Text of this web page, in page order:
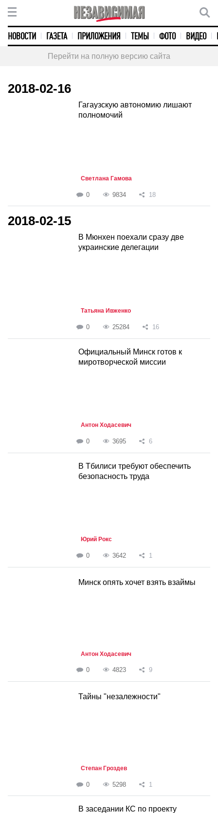
НОВОСТИ ГАЗЕТА ПРИЛОЖЕНИЯ ТЕМЫ ФОТО ВИДЕО
Перейти на полную версию сайта
2018-02-16
Гагаузскую автономию лишают
полномочий
Светлана Гамова
0 9834 18
2018-02-15
В Мюнхен поехали сразу две
украинские делегации
Татьяна Ивженко
0 25284 16
Официальный Минск готов к
миротворческой миссии
Антон Ходасевич
0 3695 6
В Тбилиси требуют обеспечить
безопасность труда
Юрий Рокс
0 3642 1
Минск опять хочет взять взаймы
Антон Ходасевич
0 4823 9
Тайны "незалежности"
Степан Гроздев
0 5298 1
В заседании КС по проекту